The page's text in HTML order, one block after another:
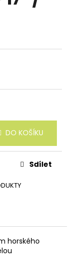
DO KOŠÍKU
Sdílet
horského